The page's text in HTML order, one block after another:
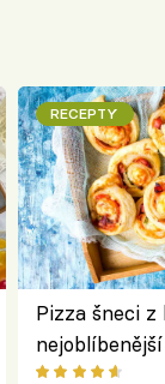
RECEPTY
Pizza šneci